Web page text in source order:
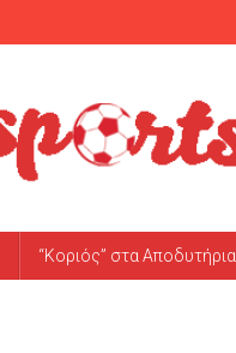
“Κοριός” στα Αποδυτήρια